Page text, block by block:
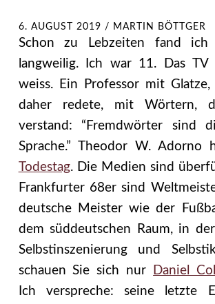
6. AUGUST 2019 / MARTIN BÖTTGER
Schon zu Lebzeiten fand ich
langweilig. Ich war 11. Das TV
weiss. Ein Professor mit
daher redete, mit Wörtern,
verstand: “Fremdwörter sind
Sprache.” Theodor W. Adorno
Todestag. Die Medien sind
Frankfurter 68er sind
deutsche Meister wie der
dem süddeutschen Raum, in
Selbstinszenierung und
schauen Sie sich nur
Daniel
Ich verspreche: seine letzte